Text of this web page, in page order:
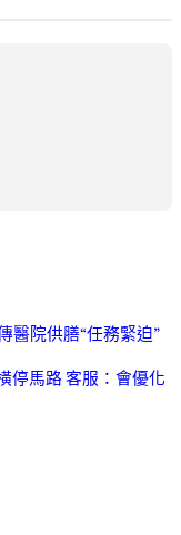
醫院供膳“任務緊迫”
停馬路 客服：會優化